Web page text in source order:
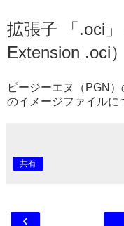
拡張子 「.oci
Extension .oci）
ピージーエヌ（PGN
のイメージファイルに
共有
‹